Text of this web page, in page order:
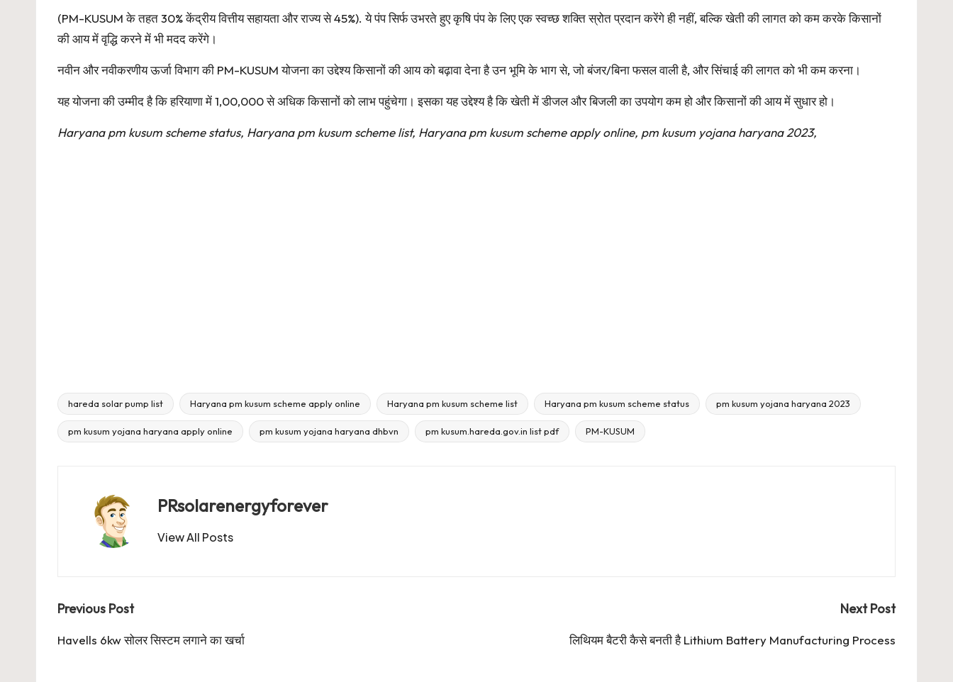
(PM-KUSUM के तहत 30% केंद्रीय वित्तीय सहायता और राज्य से 45%). ये पंप सिर्फ उभरते हुए कृषि पंप के लिए एक स्वच्छ शक्ति स्रोत प्रदान करेंगे ही नहीं, बल्कि खेती की लागत को कम करके किसानों
की आय में वृद्धि करने में भी मदद करेंगे।
नवीन और नवीकरणीय ऊर्जा विभाग की PM-KUSUM योजना का उद्देश्य किसानों की आय को बढ़ावा देना है उन भूमि के भाग से, जो बंजर/बिना फसल वाली है, और सिंचाई की लागत को भी कम करना।
यह योजना की उम्मीद है कि हरियाणा में 1,00,000 से अधिक किसानों को लाभ पहुंचेगा। इसका यह उद्देश्य है कि खेती में डीजल और बिजली का उपयोग कम हो और किसानों की आय में सुधार हो।
Haryana pm kusum scheme status, Haryana pm kusum scheme list, Haryana pm kusum scheme apply online, pm kusum yojana haryana 2023,
Tags:
hareda solar pump list Haryana pm kusum scheme apply online Haryana pm kusum scheme list Haryana pm kusum scheme status pm kusum yojana haryana 2023
pm kusum yojana haryana apply online pm kusum yojana haryana dhbvn pm kusum.hareda.gov.in list pdf PM-KUSUM
PRsolarenergyforever
View All Posts
Post
navigation
Previous Post
Havells 6kw सोलर सिस्टम लगाने का खर्चा
Next Post
लिथियम बैटरी कैसे बनती है Lithium Battery Manufacturing Process